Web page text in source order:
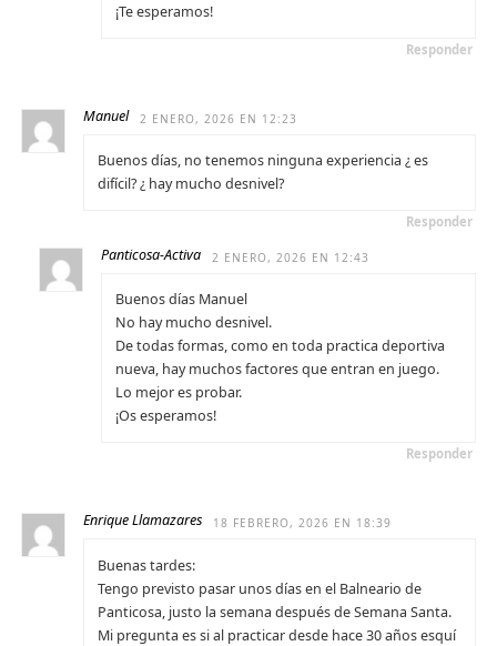
¡Te esperamos!
Responder
Manuel 2 ENERO, 2026 EN 12:23
Buenos días, no tenemos ninguna experiencia ¿ es
difícil? ¿ hay mucho desnivel?
Responder
Panticosa-Activa 2 ENERO, 2026 EN 12:43
Buenos días Manuel
No hay mucho desnivel.
De todas formas, como en toda practica deportiva
nueva, hay muchos factores que entran en juego.
Lo mejor es probar.
¡Os esperamos!
Responder
Enrique Llamazares 18 FEBRERO, 2026 EN 18:39
Buenas tardes:
Tengo previsto pasar unos días en el Balneario de
Panticosa, justo la semana después de Semana Santa.
Mi pregunta es si al practicar desde hace 30 años esquí